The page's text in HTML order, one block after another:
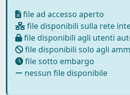
file ad accesso aperto
file disponibili sulla rete
file disponibili agli utenti
file disponibili solo agli
file sotto embargo
nessun file disponibile